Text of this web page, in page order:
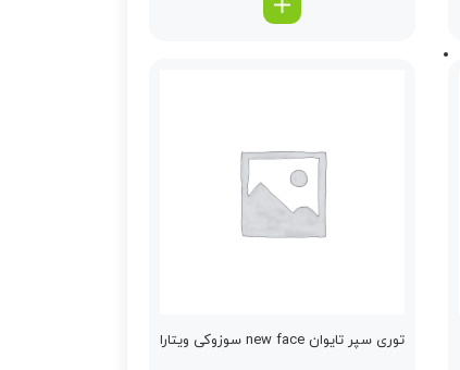
توری سپر تایوان new face سوزوکی ویتارا